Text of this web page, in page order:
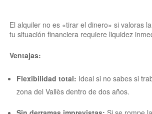
El alquiler no es «tirar el dinero» si valoras
tu situación financiera requiere liquidez
Ventajas:
Flexibilidad total: Ideal si no sabes si
zona del Vallès dentro de dos años.